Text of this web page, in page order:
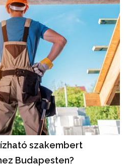
szakembert
Budapesten?